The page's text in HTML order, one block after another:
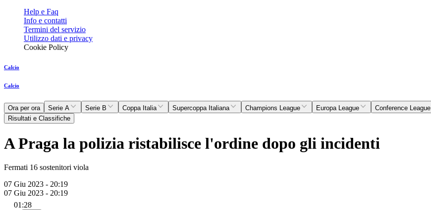
Help e Faq
Info e contatti
Termini del servizio
Utilizzo dati e privacy
Cookie Policy
Calcio
Calcio
Ora per ora Serie A Serie B Coppa Italia Supercoppa Italiana Champions League Europa League Conference League
Risultati e Classifiche
A Praga la polizia ristabilisce l'ordine dopo gli incidenti
Fermati 16 sostenitori viola
07 Giu 2023 - 20:19
07 Giu 2023 - 20:19
01:28